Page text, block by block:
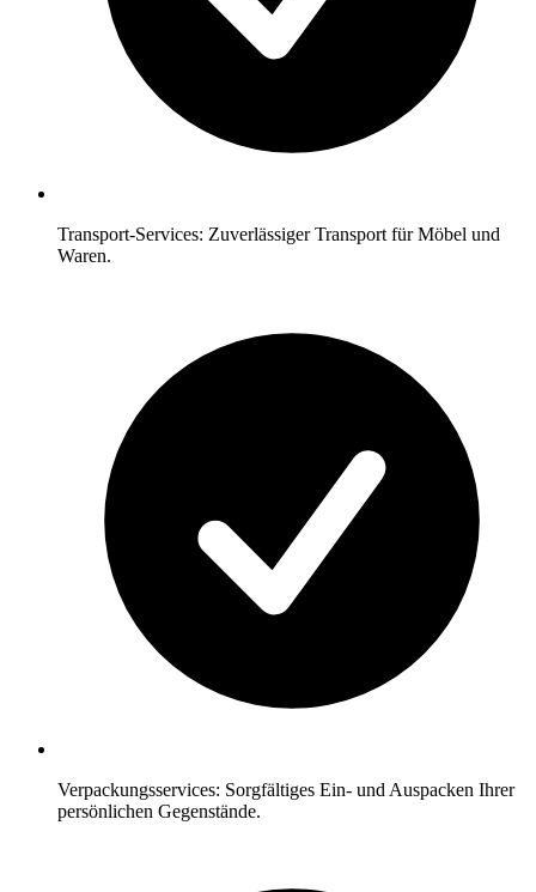
Transport-Services: Zuverlässiger Transport für Möbel und
Waren.
Verpackungsservices: Sorgfältiges Ein- und Auspacken Ihrer
persönlichen Gegenstände.